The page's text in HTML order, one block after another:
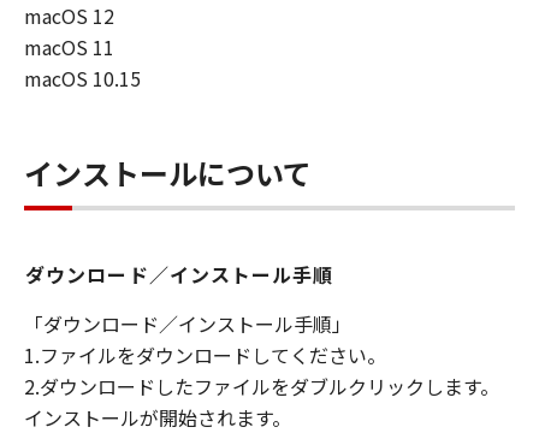
macOS 12
macOS 11
macOS 10.15
インストールについて
ダウンロード／インストール手順
「ダウンロード／インストール手順」
1.ファイルをダウンロードしてください。
2.ダウンロードしたファイルをダブルクリックします。
インストールが開始されます。